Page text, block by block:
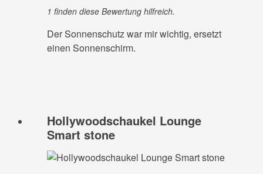
1 finden diese Bewertung hilfreich.
Der Sonnenschutz war mir wichtig, ersetzt
einen Sonnenschirm.
Hollywoodschaukel Lounge
Smart stone